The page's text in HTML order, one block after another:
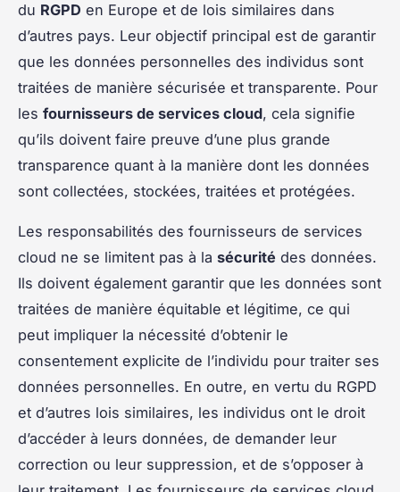
du RGPD en Europe et de lois similaires dans
d’autres pays. Leur objectif principal est de garantir
que les données personnelles des individus sont
traitées de manière sécurisée et transparente. Pour
les fournisseurs de services cloud, cela signifie
qu’ils doivent faire preuve d’une plus grande
transparence quant à la manière dont les données
sont collectées, stockées, traitées et protégées.
Les responsabilités des fournisseurs de services
cloud ne se limitent pas à la sécurité des données.
Ils doivent également garantir que les données sont
traitées de manière équitable et légitime, ce qui
peut impliquer la nécessité d’obtenir le
consentement explicite de l’individu pour traiter ses
données personnelles. En outre, en vertu du RGPD
et d’autres lois similaires, les individus ont le droit
d’accéder à leurs données, de demander leur
correction ou leur suppression, et de s’opposer à